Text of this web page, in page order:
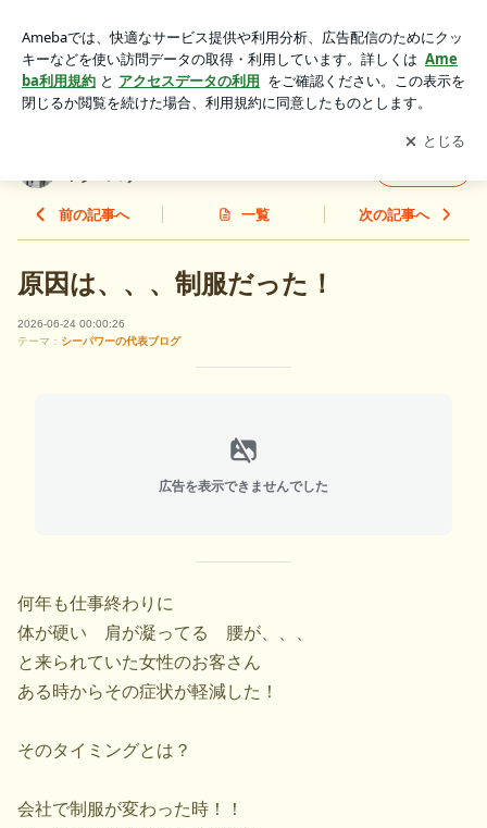
ム】C-power シーパワー
アプリをダウンロードして ブログの更新通知
を受け取りまし
ょう。
開く
r シーパワー
前の記事へ 一覧 次の記事へ
原因は、、、制服だった！
2026-06-24 00:00:26
テーマ： シーパワーの代表ブログ
広告を表示できませんでした
何年も仕事終わりに
体が硬い 肩が凝ってる 腰が、、、
と来られていた女性のお客さん
ある時からその症状が軽減した！
そのタイミングとは？
会社で制服が変わった時！！